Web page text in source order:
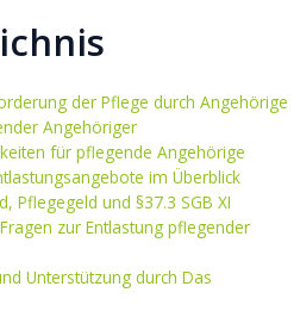
der Pflege durch Angehörige
Angehöriger
für pflegende Angehörige
im Überblick
Pflegegeld und §37.3 SGB XI
zur Entlastung pflegender
Unterstützung durch Das